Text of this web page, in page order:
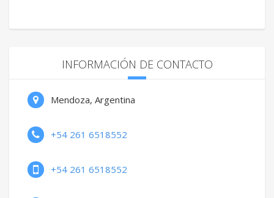
INFORMACIÓN DE CONTACTO
Mendoza, Argentina
+54 261 6518552
+54 261 6518552